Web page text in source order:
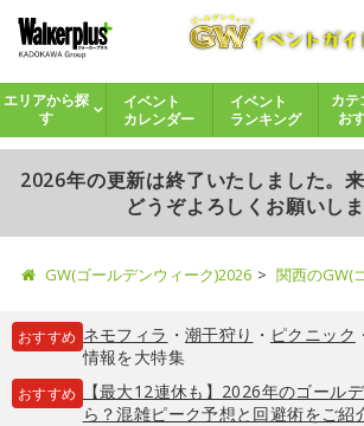
エリアから探
す
イベント
カレンダー
イベント
ランキング
カテ
お
2026年の更新は終了いたしました。
どうぞよろしくお願いしま
GW(ゴールデンウィーク)2026 関西のGW(
おすすめ ネモフィラ ・ 潮干狩り ・ ピクニック
情報を大特集
おすすめ
【最大12連休も】2026年のゴール
ら？混雑ピーク予想と回避術をご紹